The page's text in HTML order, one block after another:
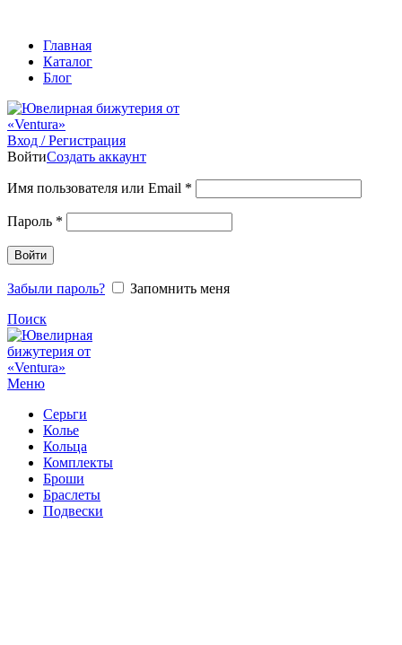
Главная
Каталог
Блог
Вход / Регистрация
ВойтиСоздать аккаунт
Имя пользователя или Email *
Пароль *
Войти
Забыли пароль?
Запомнить меня
Поиск
Меню
Серьги
Колье
Кольца
Комплекты
Броши
Браслеты
Подвески